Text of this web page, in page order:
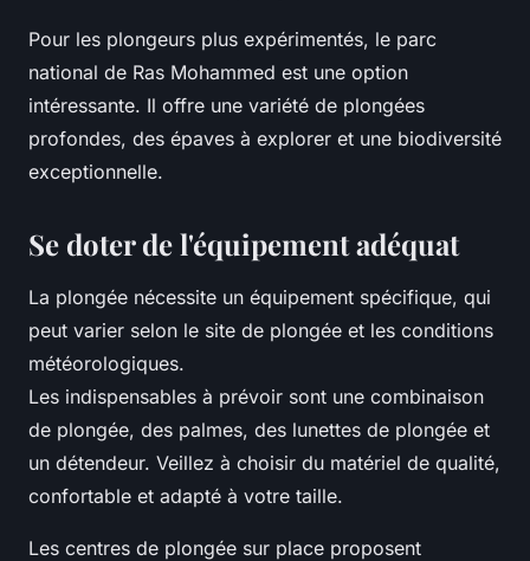
Pour les plongeurs plus expérimentés, le parc
national de Ras Mohammed est une option
intéressante. Il offre une variété de plongées
profondes, des épaves à explorer et une biodiversité
exceptionnelle.
Se doter de l'équipement adéquat
La plongée nécessite un équipement spécifique, qui
peut varier selon le site de plongée et les conditions
météorologiques.
Les indispensables à prévoir sont une combinaison
de plongée, des palmes, des lunettes de plongée et
un détendeur. Veillez à choisir du matériel de qualité,
confortable et adapté à votre taille.
Les centres de plongée sur place proposent